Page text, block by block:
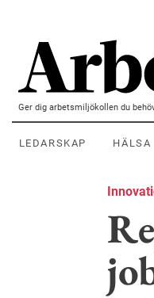
Ger dig arbetsmiljökollen du
LEDARSKAP HÄLSA